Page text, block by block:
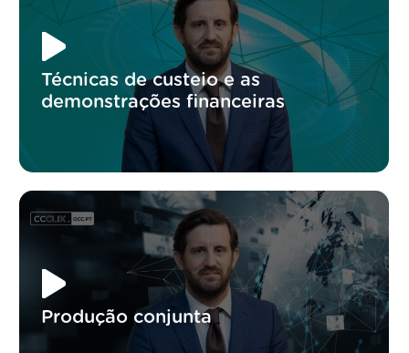
Técnicas de custeio e as
demonstrações financeiras
Produção conjunta